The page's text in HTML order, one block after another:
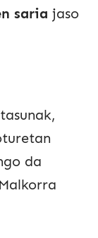
saria jaso
da